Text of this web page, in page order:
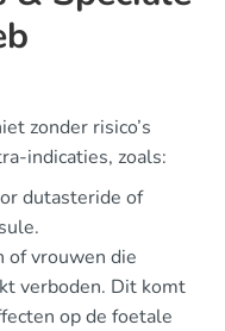
zonder risico’s
indicaties, zoals:
dutasteride of
of vrouwen die
verboden. Dit komt
op de foetale